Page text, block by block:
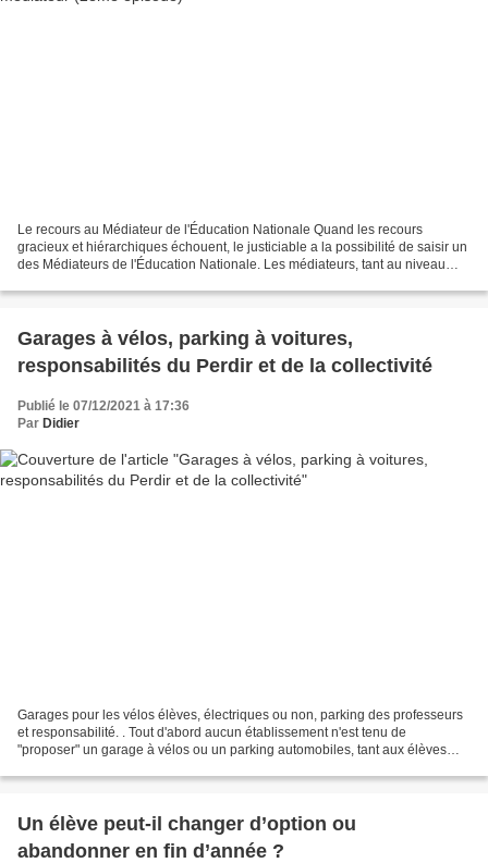
Le recours au Médiateur de l'Éducation Nationale Quand les recours
gracieux et hiérarchiques échouent, le justiciable a la possibilité de saisir un
des Médiateurs de l'Éducation Nationale. Les médiateurs, tant au niveau
Garages à vélos, parking à voitures,
responsabilités du Perdir et de la collectivité
Publié le 07/12/2021 à 17:36
Par Didier
Garages pour les vélos élèves, électriques ou non, parking des professeurs
et responsabilité. . Tout d'abord aucun établissement n'est tenu de
"proposer" un garage à vélos ou un parking automobiles, tant aux élèves
Un élève peut-il changer d’option ou
abandonner en fin d’année ?